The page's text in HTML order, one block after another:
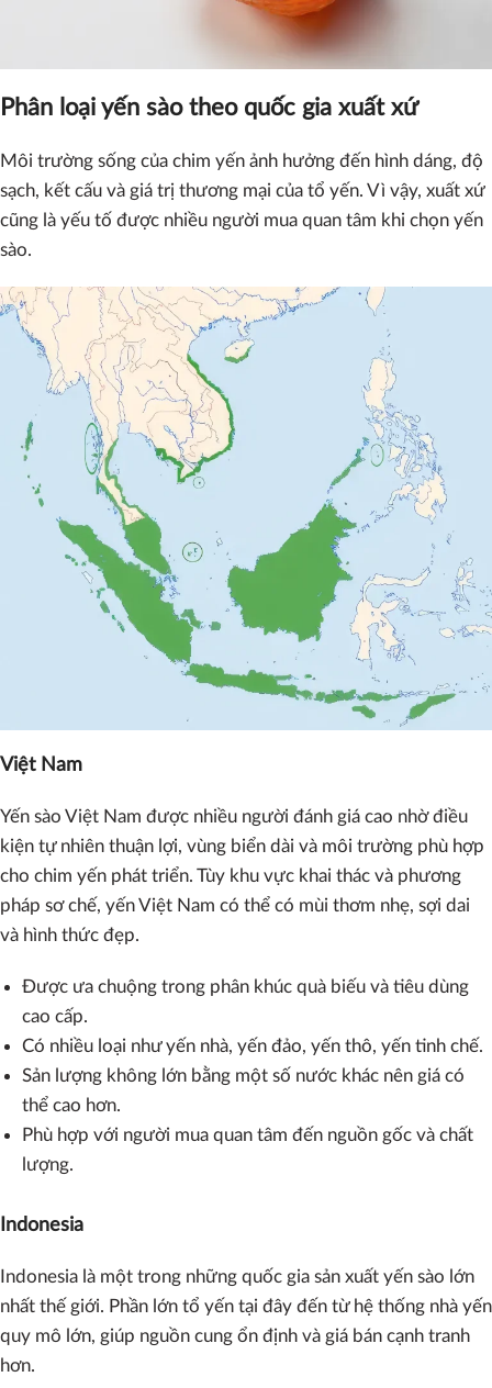
Phân loại yến sào theo quốc gia xuất xứ
Môi trường sống của chim yến ảnh hưởng đến hình dáng, độ
sạch, kết cấu và giá trị thương mại của tổ yến. Vì vậy, xuất xứ
cũng là yếu tố được nhiều người mua quan tâm khi chọn yến
sào.
Việt Nam
Yến sào Việt Nam được nhiều người đánh giá cao nhờ điều
kiện tự nhiên thuận lợi, vùng biển dài và môi trường phù hợp
cho chim yến phát triển. Tùy khu vực khai thác và phương
pháp sơ chế, yến Việt Nam có thể có mùi thơm nhẹ, sợi dai
và hình thức đẹp.
Được ưa chuộng trong phân khúc quà biếu và tiêu dùng
cao cấp.
Có nhiều loại như yến nhà, yến đảo, yến thô, yến tinh chế.
Sản lượng không lớn bằng một số nước khác nên giá có
thể cao hơn.
Phù hợp với người mua quan tâm đến nguồn gốc và chất
lượng.
Indonesia
Indonesia là một trong những quốc gia sản xuất yến sào lớn
nhất thế giới. Phần lớn tổ yến tại đây đến từ hệ thống nhà yến
quy mô lớn, giúp nguồn cung ổn định và giá bán cạnh tranh
hơn.